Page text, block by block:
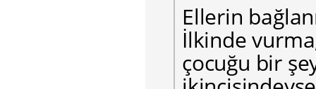
Ellerin
İlkinde
çocuğu bir